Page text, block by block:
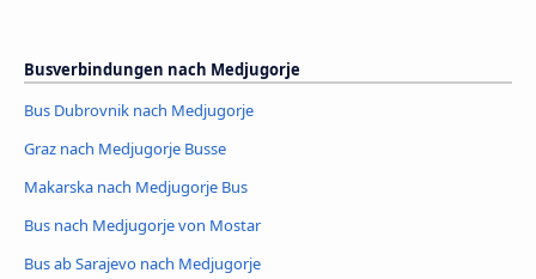
Busverbindungen nach Medjugorje
Bus Dubrovnik nach Medjugorje
Graz nach Medjugorje Busse
Makarska nach Medjugorje Bus
Bus nach Medjugorje von Mostar
Bus ab Sarajevo nach Medjugorje